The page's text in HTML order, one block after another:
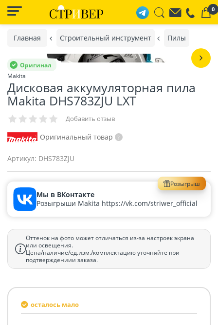
0
Главная Строительный инструмент Пилы
Оригинал
Makita
Дисковая аккумуляторная пила
Makita DHS783ZJU LXT
Добавить отзыв
Оригинальный товар
Артикул: DHS783ZJU
Розыгрыш
Мы в ВКонтакте
Розыгрыши Makita https://vk.com/striwer_official
Оттенок на фото может отличаться из-за настроек экрана
или освещения.
Цена/наличие/ед.изм./комплектацию уточняйте при
подтверждениии заказа.
осталось мало